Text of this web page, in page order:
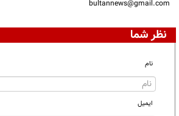
bultannews@gmail.com
نظر شما
نام
ایمیل